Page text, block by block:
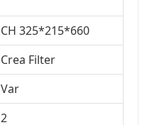
CH 325*215*660
Crea Filter
Var
2